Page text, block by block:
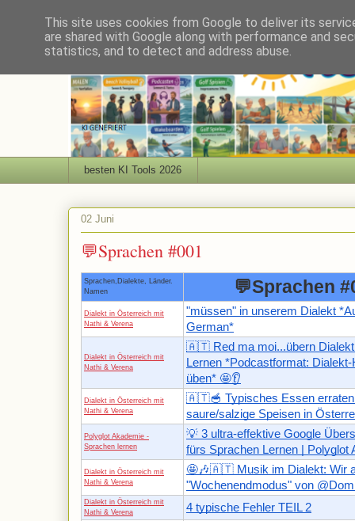
besten KI Tools 2026
02 Juni
💬Sprachen #001
Sprachen,Dialekte, Länder.
Namen
💬Sprachen
Dialekt in Österreich mit
Nathi & Verena
"müssen" in unserem Dialekt
German*
Dialekt in Österreich mit
Nathi & Verena
🇦🇹 Red ma moi...übern Dialekt
Lernen *Podcastformat:
üben* 🤩👂
Dialekt in Österreich mit
Nathi & Verena
🇦🇹🥣 Typisches Essen
saure/salzige Speisen in
Polyglot Akademie -
Sprachen lernen
💡 3 ultra-effektive Google
fürs Sprachen Lernen | Polyglot
Dialekt in Österreich mit
Nathi & Verena
🤩🎶🇦🇹 Musik im Dialekt: Wir
"Wochenendmodus" von
Dialekt in Österreich mit
Nathi & Verena
4 typische Fehler TEIL 2
This site uses cookies from Google to deliver its
are shared with Google along with performance and
statistics, and to detect and address abuse.